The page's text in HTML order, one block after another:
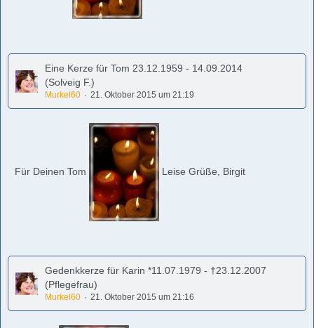
Eine Kerze für Tom 23.12.1959 - 14.09.2014
(Solveig F.)
Murkel60 21. Oktober 2015 um 21:19
Für Deinen Tom Leise Grüße, Birgit
Gedenkkerze für Karin *11.07.1979 - †23.12.2007
(Pflegefrau)
Murkel60 21. Oktober 2015 um 21:16